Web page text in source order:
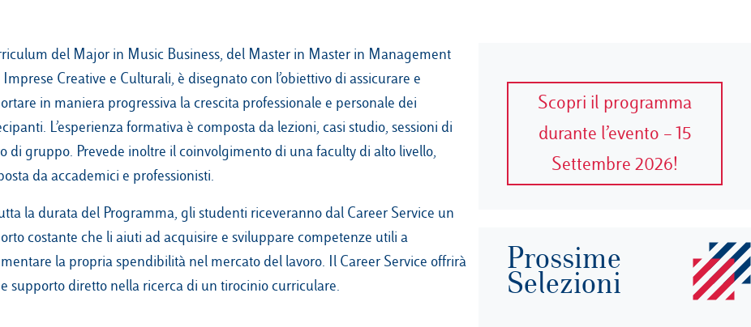
del Major in Music Business, del Master in Master in Management
Creative e Culturali, è disegnato con l’obiettivo di assicurare e
in maniera progressiva la crescita professionale e personale dei
L’esperienza formativa è composta da lezioni, casi studio, sessioni di
di gruppo. Prevede inoltre il coinvolgimento di una faculty di alto livello,
da accademici e professionisti.
la durata del Programma, gli studenti riceveranno dal Career Service un
costante che li aiuti ad acquisire e sviluppare competenze utili a
la propria spendibilità nel mercato del lavoro. Il Career Service offrirà
supporto diretto nella ricerca di un tirocinio curriculare.
Scopri il programma
durante l’evento – 15
Settembre 2026!
Prossime
Selezioni